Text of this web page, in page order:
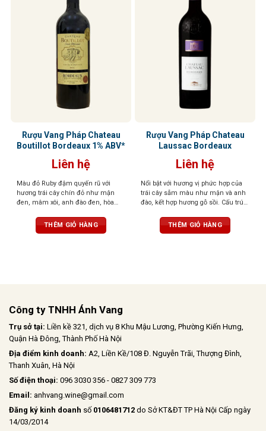
Rượu Vang Pháp Chateau
Boutillot Bordeaux 1% ABV*
Liên hệ
Màu đỏ Ruby đậm quyến rũ với
hương trái cây chín đỏ như mận
đen, mâm xôi, anh đào đen, hòa
socola và một chút đất. Vị chát
mạnh mẽ, tannin tròn trịa, hậu vị
THÊM GIỎ HÀNG
Rượu Vang Pháp Chateau
Laussac Bordeaux
Liên hệ
Nổi bật với hương vị phức hợp của
trái cây sẫm màu như mận và anh
đào, kết hợp hương gỗ sồi. Cấu trúc
lịch kéo dàiTHÊM GIỎ HÀNG
Công ty TNHH Ánh Vang
Trụ sở tại: Liền kề 321, dịch vụ 8 Khu Mậu Lương, Phường Kiến Hưng,
Quận Hà Đông, Thành Phố Hà Nội
Địa điểm kinh doanh: A2, Liền Kề/108 Đ. Nguyễn Trãi, Thượng Đình,
Thanh Xuân, Hà Nội
Số điện thoại: 096 3030 356 - 0827 309 773
Email: anhvang.wine@gmail.com
Đăng ký kinh doanh số 0106481712 do Sở KT&ĐT TP Hà Nội Cấp ngày
14/03/2014